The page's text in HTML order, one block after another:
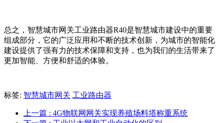
总之，智慧城市网关工业路由器R40是智慧城市建设中的重要
组成部分，它的广泛应用和不断的技术创新，为城市的智能化
建设提供了强有力的技术保障和支持，也为我们的生活带来了
更加智能、方便和舒适的体验。
标签: 智慧城市网关 工业路由器
上一篇 : 4G物联网网关实现养殖场料塔称重系统